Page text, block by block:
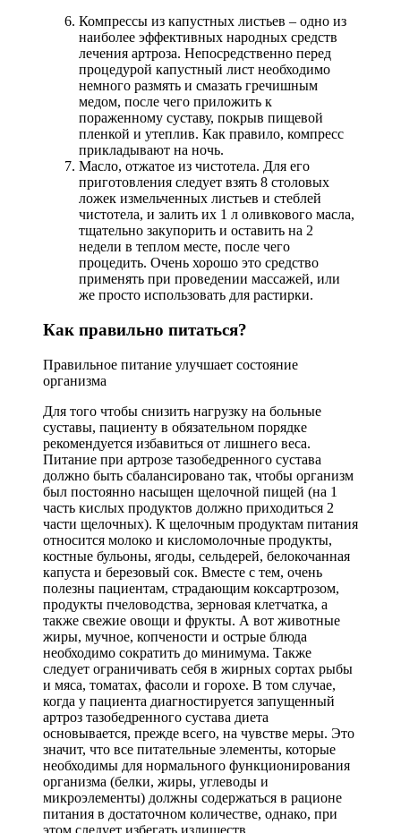
Компрессы из капустных листьев – одно из
наиболее эффективных народных средств
лечения артроза. Непосредственно перед
процедурой капустный лист необходимо
немного размять и смазать гречишным
медом, после чего приложить к
пораженному суставу, покрыв пищевой
пленкой и утеплив. Как правило, компресс
прикладывают на ночь.
Масло, отжатое из чистотела. Для его
приготовления следует взять 8 столовых
ложек измельченных листьев и стеблей
чистотела, и залить их 1 л оливкового масла,
тщательно закупорить и оставить на 2
недели в теплом месте, после чего
процедить. Очень хорошо это средство
применять при проведении массажей, или
же просто использовать для растирки.
Как правильно питаться?
Правильное питание улучшает состояние
организма
Для того чтобы снизить нагрузку на больные
суставы, пациенту в обязательном порядке
рекомендуется избавиться от лишнего веса.
Питание при артрозе тазобедренного сустава
должно быть сбалансировано так, чтобы организм
был постоянно насыщен щелочной пищей (на 1
часть кислых продуктов должно приходиться 2
части щелочных). К щелочным продуктам питания
относится молоко и кисломолочные продукты,
костные бульоны, ягоды, сельдерей, белокочанная
капуста и березовый сок. Вместе с тем, очень
полезны пациентам, страдающим коксартрозом,
продукты пчеловодства, зерновая клетчатка, а
также свежие овощи и фрукты. А вот животные
жиры, мучное, копчености и острые блюда
необходимо сократить до минимума. Также
следует ограничивать себя в жирных сортах рыбы
и мяса, томатах, фасоли и горохе. В том случае,
когда у пациента диагностируется запущенный
артроз тазобедренного сустава диета
основывается, прежде всего, на чувстве меры. Это
значит, что все питательные элементы, которые
необходимы для нормального функционирования
организма (белки, жиры, углеводы и
микроэлементы) должны содержаться в рационе
питания в достаточном количестве, однако, при
этом следует избегать излишеств.